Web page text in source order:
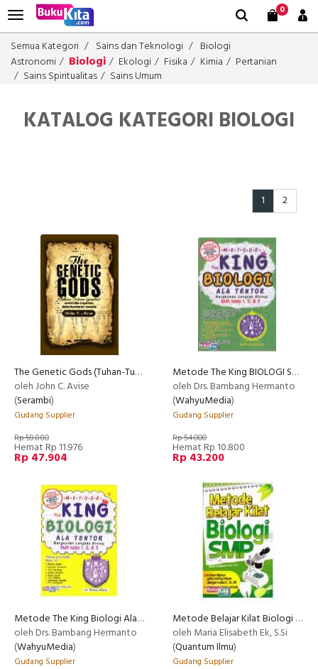
0
Semua Kategori Sains dan Teknologi
Biologi
Astronomi
Biologi Ekologi Fisika Kimia
Pertanian
Sains Spiritualitas
Sains Umum
KATALOG KATEGORI BIOLOGI
1 2
The Genetic Gods (Tuhan-Tuhan Genetis)
oleh John C. Avise
(Serambi)
Gudang Supplier
Rp 59.880
Hemat Rp 11.976
Rp 47.904
Metode The King BIOLOGI SMA ala Tentor
oleh Drs. Bambang Hermanto
(WahyuMedia)
Gudang Supplier
Rp 54.000
Hemat Rp 10.800
Rp 43.200
Metode The King Biologi Ala Tentor SMP Kelas 1, 2, dan 3
oleh Drs. Bambang Hermanto
(WahyuMedia)
Gudang Supplier
Metode Belajar Kilat Biologi SMP
oleh Maria Elisabeth Ek, S.Si
(Quantum Ilmu)
Gudang Supplier